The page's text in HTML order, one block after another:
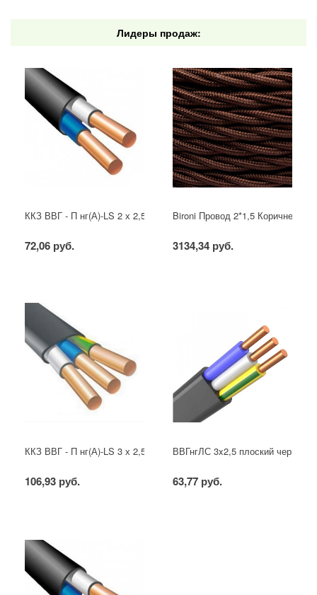
Лидеры продаж:
ККЗ ВВГ - П нг(А)-LS 2 х 2,5 ГОСТ
72,06 руб.
Bironi Провод 2*1,5 Коричневый
3134,34 руб.
ККЗ ВВГ - П нг(А)-LS 3 х 2,5 ГОСТ
106,93 руб.
ВВГнгЛС 3x2,5 плоский черный
63,77 руб.